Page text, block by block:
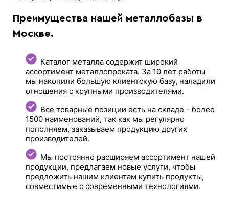
Преимущества нашей металлобазы в
Москве.
Каталог металла содержит широкий
ассортимент металлопроката. За 10 лет работы
мы накопили большую клиентскую базу, наладили
отношения с крупными производителями.
Все товарные позиции есть на складе - более
1500 наименований, так как мы регулярно
пополняем, заказываем продукцию других
производителей.
Мы постоянно расширяем ассортимент нашей
продукции, предлагаем новые услуги, чтобы
предложить нашим клиентам купить продукты,
совместимые с современными технологиями.